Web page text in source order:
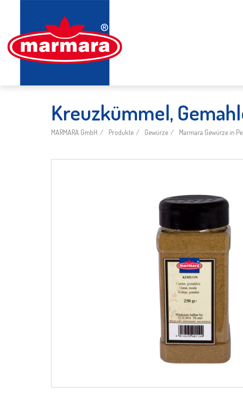
Kreuzkümmel,
MARMARA GmbH Produkte Gewürze Marmara Gewürze in